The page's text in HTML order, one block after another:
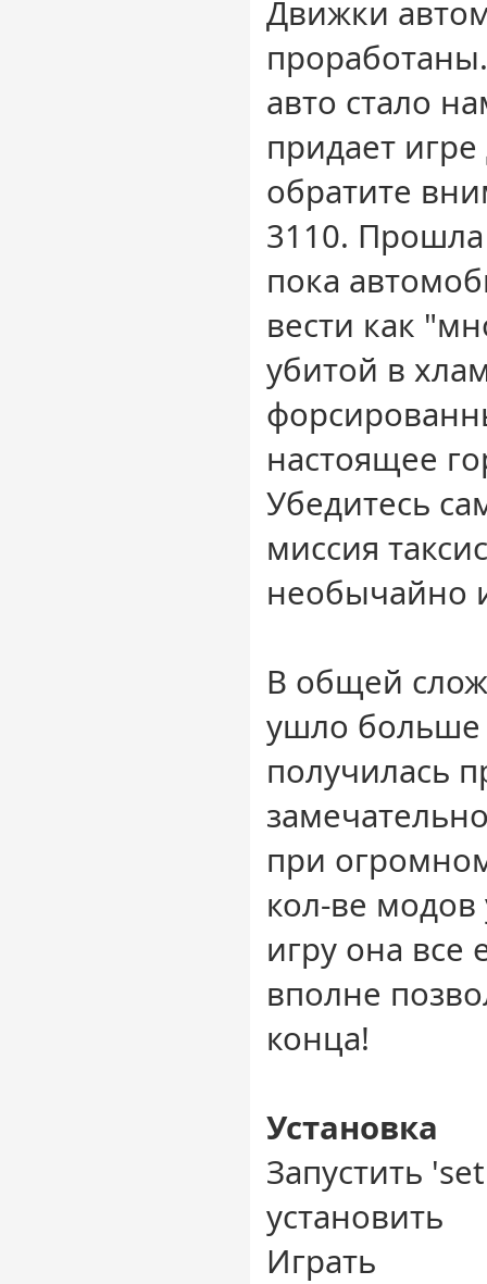
Движки
авто стало
придает
обратите
3110.
пока
вести как
убитой в
настоящее
Убедитесь
миссия
необычайно
В общей
ушло больше
получилась
при
кол-ве
игру она все
вполне
конца!
Установка
Запустить
установить
Играть